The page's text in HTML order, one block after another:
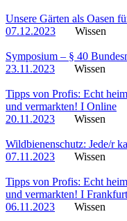
Unsere Gärten als Oasen
07.12.2023
Wissen
Symposium – § 40
23.11.2023
Wissen
Tipps von Profis: Echt
und vermarkten! I Online
20.11.2023
Wissen
Wildbienenschutz: Jede/r
07.11.2023
Wissen
Tipps von Profis: Echt
und vermarkten! I Frankfurt
06.11.2023
Wissen